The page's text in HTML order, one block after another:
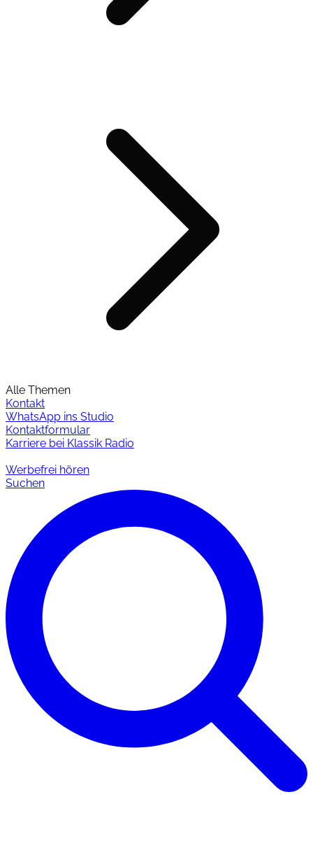
Alle Themen
Kontakt
WhatsApp ins Studio
Kontaktformular
Karriere bei Klassik Radio
Werbefrei hören
Suchen